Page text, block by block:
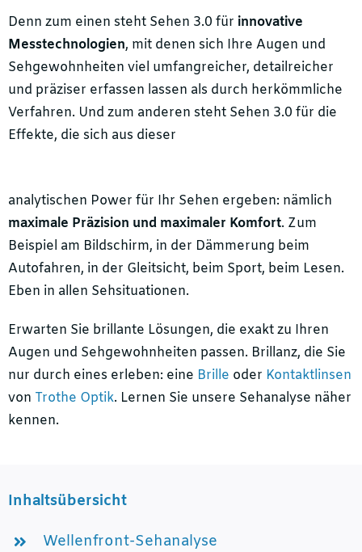
Denn zum einen steht Sehen 3.0 für innovative
Messtechnologien, mit denen sich Ihre Augen und
Sehgewohnheiten viel umfangreicher, detailreicher
und präziser erfassen lassen als durch herkömmliche
Verfahren. Und zum anderen steht Sehen 3.0 für die
Effekte, die sich aus dieser
analytischen Power für Ihr Sehen ergeben: nämlich
maximale Präzision und maximaler Komfort. Zum
Beispiel am Bildschirm, in der Dämmerung beim
Autofahren, in der Gleitsicht, beim Sport, beim Lesen.
Eben in allen Sehsituationen.
Erwarten Sie brillante Lösungen, die exakt zu Ihren
Augen und Sehgewohnheiten passen. Brillanz, die Sie
nur durch eines erleben: eine Brille oder Kontaktlinsen
von Trothe Optik. Lernen Sie unsere Sehanalyse näher
kennen.
Inhaltsübersicht
Wellenfront-Sehanalyse